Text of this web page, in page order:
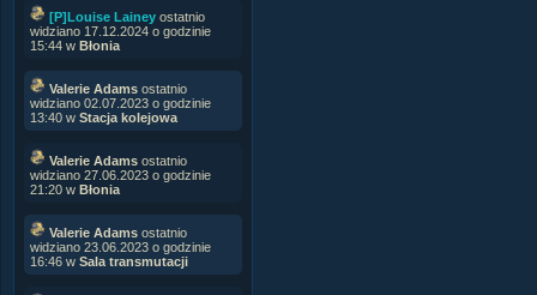
[P]Louise Lainey ostatnio
widziano 17.12.2024 o godzinie
15:44 w Błonia
Valerie Adams ostatnio
widziano 02.07.2023 o godzinie
13:40 w Stacja kolejowa
Valerie Adams ostatnio
widziano 27.06.2023 o godzinie
21:20 w Błonia
Valerie Adams ostatnio
widziano 23.06.2023 o godzinie
16:46 w Sala transmutacji